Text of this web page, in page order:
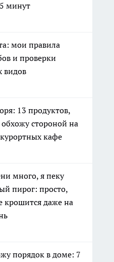
минут
мои правила
и проверки
видов
13 продуктов,
стороной на
кафе
много, я пеку
пирог: просто,
крошится даже на
порядок в доме: 7